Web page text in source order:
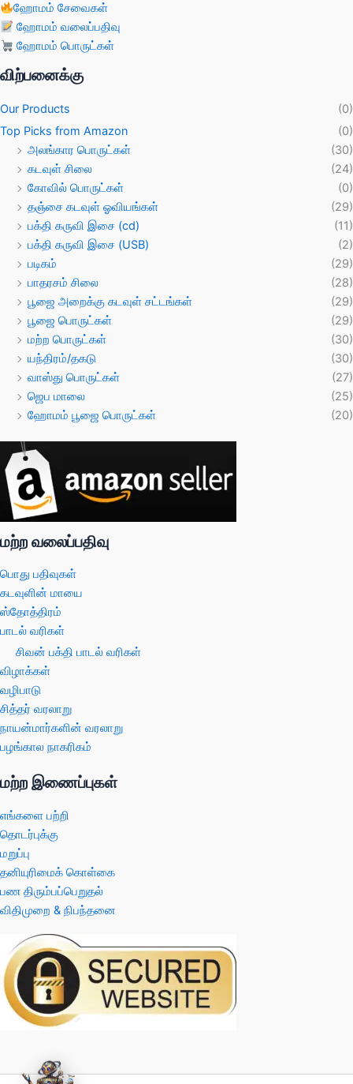
ஹோமம் சேவைகள்
ஹோமம் வலைப்பதிவு
ஹோமம் பொருட்கள்
விற்பனைக்கு
Our Products
(0)
Top Picks from Amazon
(0)
அலங்கார பொருட்கள்
(30)
கடவுள் சிலை
(24)
கோவில் பொருட்கள்
(0)
தஞ்சை கடவுள் ஓவியங்கள்
(29)
பக்தி கருவி இசை (cd)
(11)
பக்தி கருவி இசை (USB)
(2)
படிகம்
(29)
பாதரசம் சிலை
(28)
பூஜை அறைக்கு கடவுள் சட்டங்கள்
(29)
பூஜை பொருட்கள்
(29)
மற்ற பொருட்கள்
(30)
யந்திரம்/தகடு
(30)
வாஸ்து பொருட்கள்
(27)
ஜெப மாலை
(25)
ஹோமம் பூஜை பொருட்கள்
(20)
மற்ற வலைப்பதிவு
பொது பதிவுகள்
கடவுளின் மாயை
ஸ்தோத்திரம்
பாடல் வரிகள்
சிவன் பக்தி பாடல் வரிகள்
விழாக்கள்
வழிபாடு
சித்தர் வரலாறு
நாயன்மார்களின் வரலாறு
பழங்கால நாகரிகம்
மற்ற இணைப்புகள்
எங்களை பற்றி
தொடர்புக்கு
மறுப்பு
தனியுரிமைக் கொள்கை
பண திரும்பப்பெறுதல்
விதிமுறை & நிபந்தனை